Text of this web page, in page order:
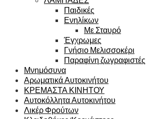
Παιδικές
Ενηλίκων
Με Σταυρό
Έγχρωμες
Γνήσιο Μελισσοκέρι
Παραφίνη ζωγραφιστές
Μνημόσυνα
Αρωματικά Αυτοκινήτου
ΚΡΕΜΑΣΤΑ ΚΙΝΗΤΟΥ
Αυτοκόλλητα Αυτοκινήτου
Λικέρ Φρούτων